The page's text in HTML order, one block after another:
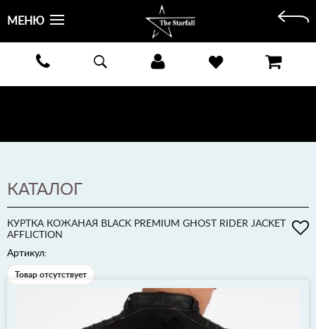
БЕСПЛАТНАЯ ДОСТАВКА КУРЬЕРОМ ИЛИ ПОЧТОЙ ПО ВСЕЙ РОССИИ! ОПЛАТА ПРИ ПОЛУЧЕНИИ
ПОДРОБНЕЕ >
МЕНЮ
КАТАЛОГ
КУРТКА КОЖАНАЯ BLACK PREMIUM GHOST RIDER JACKET
AFFLICTION
Артикул:
Товар отсутствует